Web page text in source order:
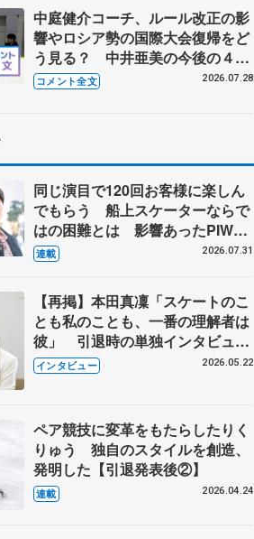
中庭健介コーチ、ルール改正の影
響やロシア勢の国際大会復帰をど
う見る？ 中井亜美の今後の４年
間に向けた心構え
コメント全文 2026.07.28
同じ演目で120回お客様に楽しん
でもらう 船上スケーターならで
はの困難とは 影響あったPIW前
キャプテン松永さんの存在
連載 2026.07.31
【再掲】本田真凜「スケートのこ
とも私のことも、一番の理解者は
彼」 引退時の単独インタビュー
で語った競技人生や家族、恋人、
これからの夢…
インタビュー 2026.05.22
ペア競技に変革をもたらしたりく
りゅう 独自のスタイルを創造、
発明した【引退発表後②】
連載 2026.04.24